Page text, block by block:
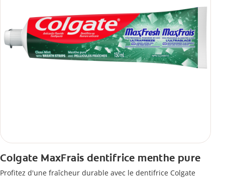
Colgate MaxFrais dentifrice menthe pure
Profitez d'une fraîcheur durable avec le dentifrice Colgate